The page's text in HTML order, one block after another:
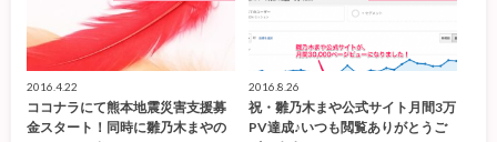
2016.4.22
ココナラにて熊本地震災害支援募
金スタート！同時に雛乃木まやの
2016.8.26
祝・雛乃木まや公式サイト月間3万
PV達成♪いつも閲覧ありがとうご